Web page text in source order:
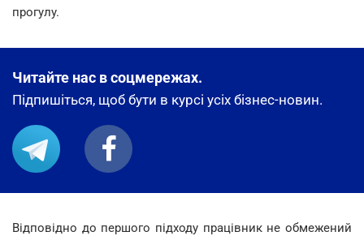
прогулу.
Читайте нас в соцмережах.
Підпишіться, щоб бути в курсі усіх бізнес-новин.
Відповідно до першого підходу працівник не обмежений